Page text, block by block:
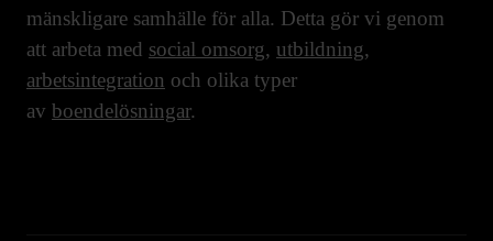
mänskligare samhälle för alla. Detta gör vi genom
att arbeta med social omsorg, utbildning,
arbetsintegration och olika typer
av boendelösningar.